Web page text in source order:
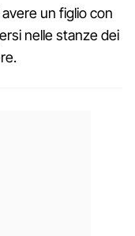
un figlio con
nelle stanze dei